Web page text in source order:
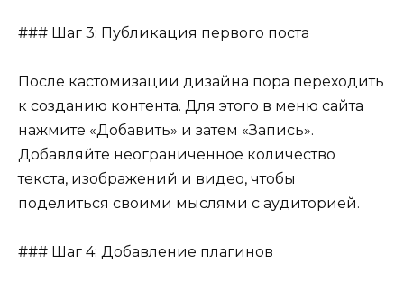
### Шаг 3: Публикация первого поста
После кастомизации дизайна пора переходить
к созданию контента. Для этого в меню сайта
нажмите «Добавить» и затем «Запись».
Добавляйте неограниченное количество
текста, изображений и видео, чтобы
поделиться своими мыслями с аудиторией.
### Шаг 4: Добавление плагинов